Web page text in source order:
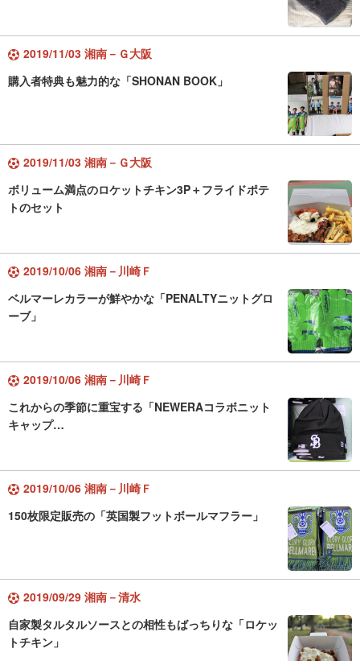
2019/11/03 湘南－Ｇ大阪
購入者特典も魅力的な「SHONAN BOOK」
2019/11/03 湘南－Ｇ大阪
ボリューム満点のロケットチキン3P＋フライドポテ
トのセット
2019/10/06 湘南－川崎Ｆ
ベルマーレカラーが鮮やかな「PENALTYニットグロ
ーブ」
2019/10/06 湘南－川崎Ｆ
これからの季節に重宝する「NEWERAコラボニット
キャップ…
2019/10/06 湘南－川崎Ｆ
150枚限定販売の「英国製フットボールマフラー」
2019/09/29 湘南－清水
自家製タルタルソースとの相性もばっちりな「ロケッ
トチキン」